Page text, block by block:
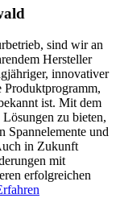
sind wir an
Hersteller
innovativer
Produktprogramm,
ist. Mit dem
zu bieten,
Spannelemente und
in Zukunft
mit
erfolgreichen